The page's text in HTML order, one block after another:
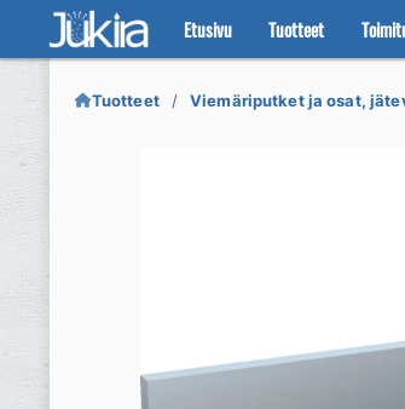
Etusivu Tuotteet
Siirry
navigointiin
Siirry
sisältöön
Tuotteet Viemäriputket ja osat,